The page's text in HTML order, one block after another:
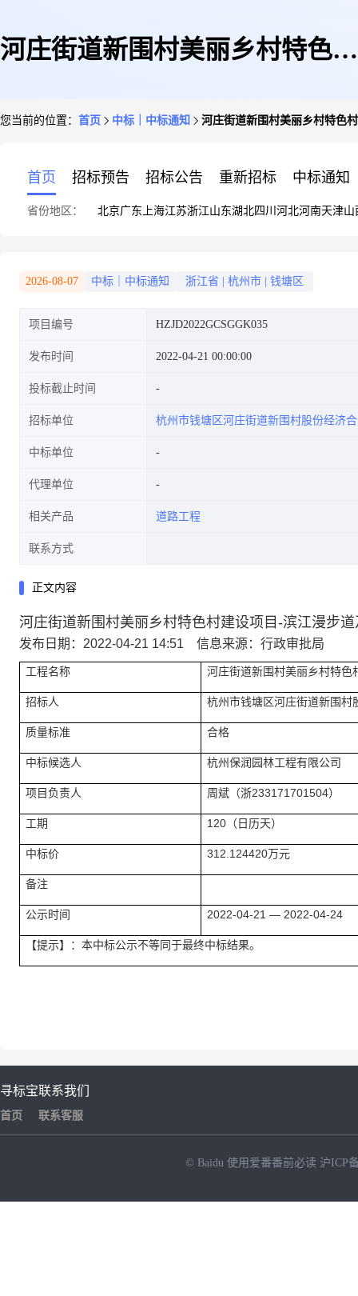
河庄街道新围村美丽乡村特色村
您当前的位置： 首页 中标｜中标通知 河庄街道新围村美丽乡村特色
首页 招标预告 招标公告 重新招标 中标通知
省份地区： 北京广东 上海江苏浙江山东湖北四川 河北河南天津山
2026-08-07 中标｜中标通知 浙江省 杭州市 钱塘区
项目编号 HZJD2022GCSGGK035
发布时间 2022-04-21 00:00:00
投标截止时间
招标单位 杭州市钱塘区河庄街道新围村股份经济
中标单位
代理单位
相关产品 道路工程
联系方式
正文内容
河庄街道新围村美丽乡村特色村建设项目-滨江漫步
发布日期：2022-04-21 14:51 信息来源：行政审批局
工程名称 河庄街道新围村美丽乡村特
招标人 杭州市钱塘区河庄街道新围村
质量标准 合格
中标候选人 杭州保润园林工程有限公司
项目负责人 周斌（浙233171701504）
工期 120（日历天）
中标价 312.124420万元
备注
公示时间 2022-04-21 — 2022-04-24
【提示】：本中标公示不等同于最终中标结果。
寻标宝
首页
联系我们
联系客服
© Baidu 使用爱番番前必读 沪ICP